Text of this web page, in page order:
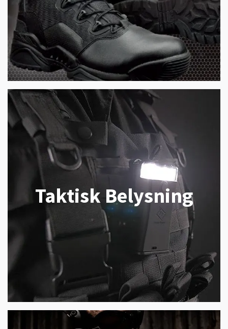
Taktisk Belysning